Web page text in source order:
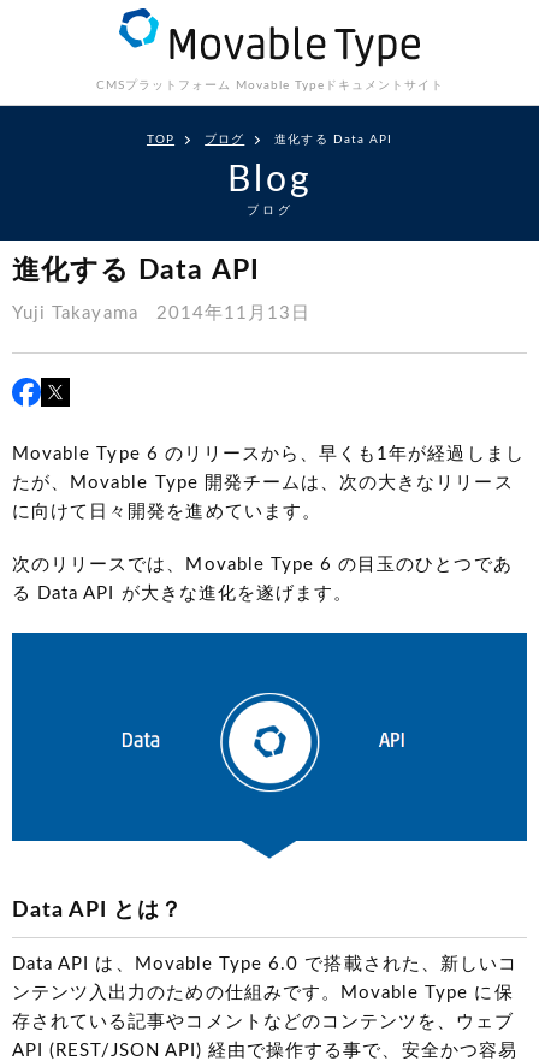
CMSプラットフォーム Movable Type ドキュメントサイト
TOP ブログ 進化する Data API
Blog
ブログ
進化する Data API
Yuji Takayama 2014年11月13日
Movable Type 6 のリリースから、早くも1年が経過しまし
たが、Movable Type 開発チームは、次の大きなリリース
に向けて日々開発を進めています。
次のリリースでは、Movable Type 6 の目玉のひとつであ
る Data API が大きな進化を遂げます。
Data API とは？
Data API は、Movable Type 6.0 で搭載された、新しいコ
ンテンツ入出力のための仕組みです。Movable Type に保
存されている記事やコメントなどのコンテンツを、ウェブ
API (REST/JSON API) 経由で操作する事で、安全かつ容易